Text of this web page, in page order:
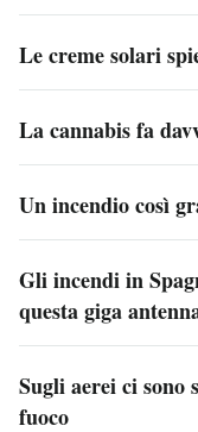
Le creme solari
La cannabis fa
Un incendio così
Gli incendi in
questa giga
Sugli aerei ci sono
fuoco